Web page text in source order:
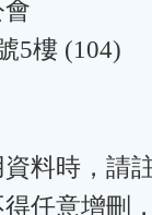
5樓 (104)
料時，請
任意增刪